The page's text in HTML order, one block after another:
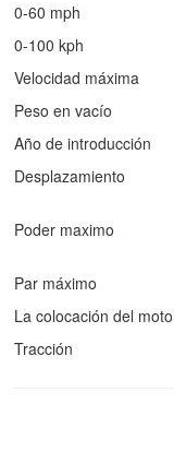
0-60 mph
0-100 kph
Velocidad máxima
Peso en vacío
Año de introducción
Desplazamiento
Poder maximo
Par máximo
La colocación del
Tracción